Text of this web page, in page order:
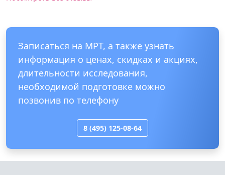
Посомтреть все отзывы
Записаться на МРТ, а также узнать
информация о ценах, скидках и акциях,
длительности исследования,
необходимой подготовке можно
позвонив по телефону